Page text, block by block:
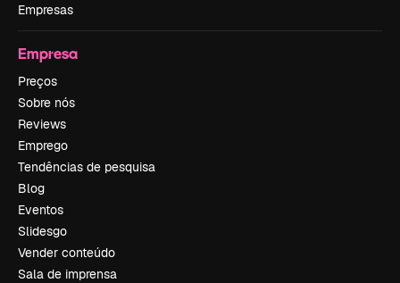
Empresas
Empresa
Preços
Sobre nós
Reviews
Emprego
Tendências de pesquisa
Blog
Eventos
Slidesgo
Vender conteúdo
Sala de imprensa